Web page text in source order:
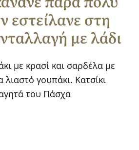
εστείλανε στη
με λάδι
με κρασί και σαρδέλα με
λιαστό γουπάκι. Κατσίκι
του Πάσχα